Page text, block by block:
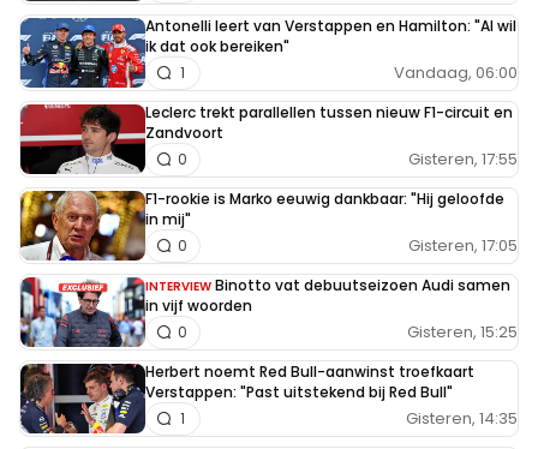
Antonelli leert van Verstappen en Hamilton: "Al wil
ik dat ook bereiken"
Vandaag, 06:00
1
Leclerc trekt parallellen tussen nieuw F1-circuit en
Zandvoort
Gisteren, 17:55
0
F1-rookie is Marko eeuwig dankbaar: "Hij geloofde
in mij"
Gisteren, 17:05
0
INTERVIEW Binotto vat debuutseizoen Audi samen
in vijf woorden
Gisteren, 15:25
0
Herbert noemt Red Bull-aanwinst troefkaart
Verstappen: "Past uitstekend bij Red Bull"
Gisteren, 14:35
1